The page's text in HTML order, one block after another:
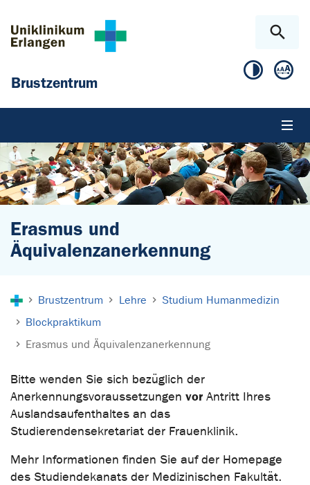
Brustzentrum
Erasmus und
Äquivalenzanerkennung
Brustzentrum Lehre
Studium Humanmedizin
Blockpraktikum
Erasmus und Äquivalenzanerkennung
Bitte wenden Sie sich bezüglich der
Anerkennungsvoraussetzungen vor Antritt Ihres
Auslandsaufenthaltes an das
Studierendensekretariat der Frauenklinik.
Mehr Informationen finden Sie auf der Homepage
des Studiendekanats der Medizinischen Fakultät.